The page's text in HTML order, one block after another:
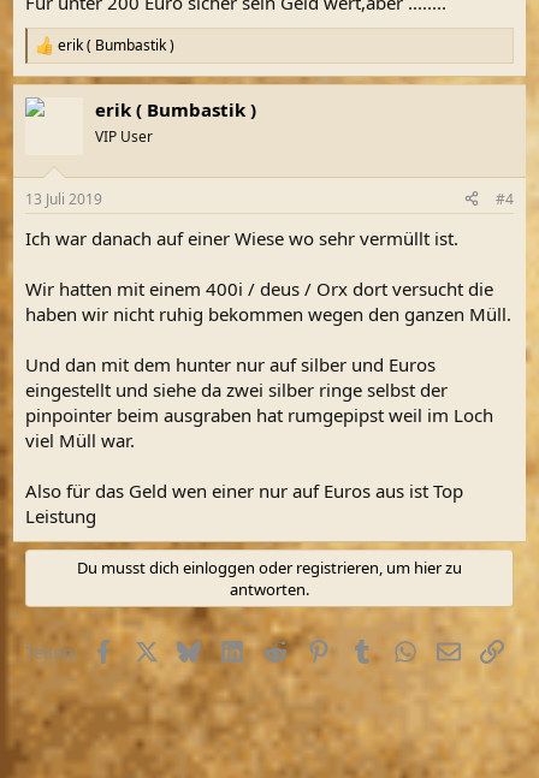
R
e
a
k
e
:
erik ( Bumbastik )
erik ( Bumbastik )
VIP User
13 Juli 2019 #4
Ich war danach auf einer Wiese wo sehr vermüllt ist.
Wir hatten mit einem 400i / deus / Orx dort versucht die
haben wir nicht ruhig bekommen wegen den ganzen Müll.
Und dan mit dem hunter nur auf silber und Euros
eingestellt und siehe da zwei silber ringe selbst der
pinpointer beim ausgraben hat rumgepipst weil im Loch
viel Müll war.
Also für das Geld wen einer nur auf Euros aus ist Top
Leistung
Du musst dich einloggen oder registrieren, um hier zu
antworten.
Teilen: FacebookX (Twitter)
BlueskyLinkedIn
Reddit PinterestTumblrWhatsApp
E-MailLink